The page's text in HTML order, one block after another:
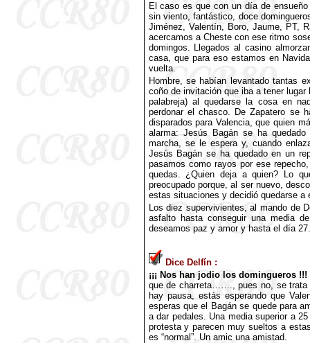
El caso es que con un día de
sin viento, fantástico, doce
Jiménez, Valentín, Boro, Jaume, PT,
acercamos a Cheste con ese ritmo
domingos. Llegados al casino
casa, que para eso estamos en
vuelta.
Hombre, se habían levantado tantas
coño de invitación que iba a tener
palabreja) al quedarse la cosa en
perdonar el chasco. De Zapatero se
disparados para Valencia, que quien
alarma: Jesús Bagán se ha
marcha, se le espera y, cuando
Jesús Bagán se ha quedado en un
pasamos como rayos por ese
quedas. ¿Quien deja a quien? Lo
preocupado porque, al ser nuevo,
estas situaciones y decidió quedarse a
Los diez supervivientes, al mando de
asfalto hasta conseguir una media
deseamos paz y amor y hasta el día
Dice Delfín :
¡¡¡ Nos han jodio los domingueros !!!
que de charreta……., pues no, se trata
hay pausa, estás esperando que
esperas que el Bagán se quede para
a dar pedales. Una media superior a
protesta y parecen muy sueltos a
es “normal”. Un amic una amistad.